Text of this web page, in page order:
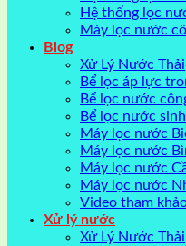
Hệ thống lọc
Máy lọc nước
Blog
Xử Lý Nước Thải
Bể lọc áp lực
Bể lọc nước
Bể lọc nước
Máy lọc nước
Máy lọc nước
Máy lọc nước
Máy lọc nước
Video tham
Xử lý nước
Xử Lý Nước Thải